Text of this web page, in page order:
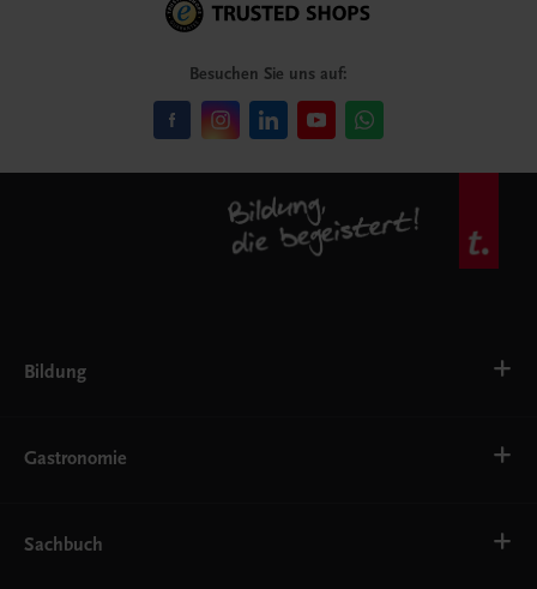
Besuchen Sie uns auf:
Bildung
AHS
EWF/ZWF
FW
Gastronomie
Getränke
Sachbuch